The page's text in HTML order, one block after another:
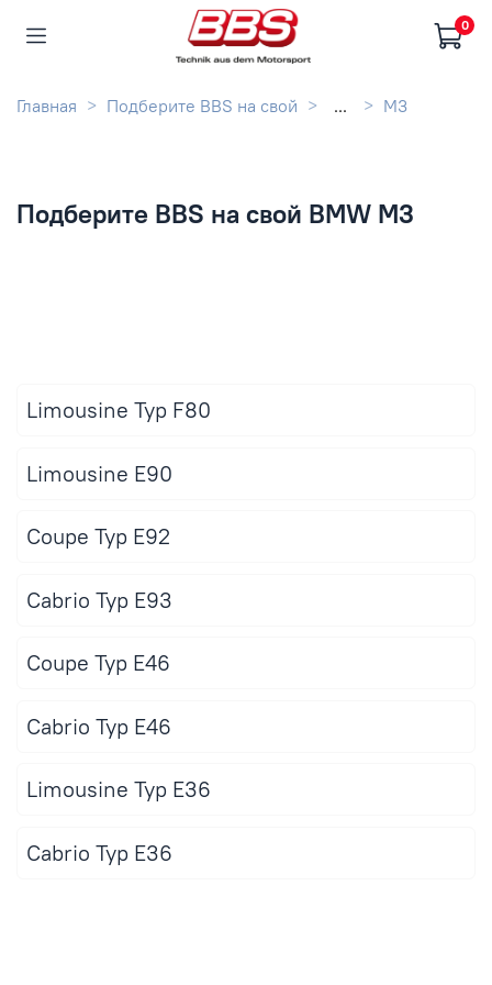
0
Главная Подберите BBS на свой ... M3
Подберите BBS на свой BMW M3
Limousine Typ F80
Limousine E90
Coupe Typ E92
Cabrio Typ E93
Coupe Typ E46
Cabrio Typ E46
Limousine Typ E36
Cabrio Typ E36